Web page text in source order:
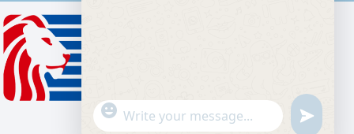
"
+
WhatsApp Message
u